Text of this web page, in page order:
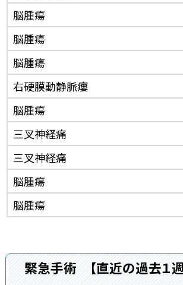
脳腫瘍
脳腫瘍
脳腫瘍
右硬膜動静脈瘻
脳腫瘍
三叉神経痛
三叉神経痛
脳腫瘍
脳腫瘍
緊急手術
【直近の過去